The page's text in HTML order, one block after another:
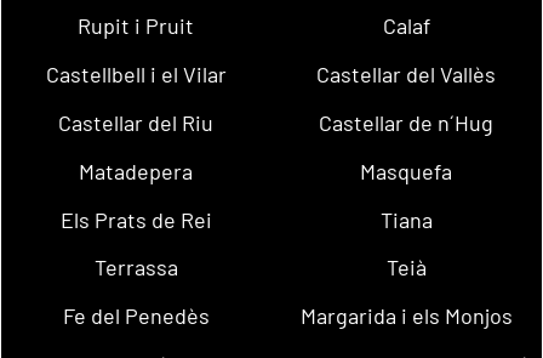
Rupit i Pruit
Calaf
Castellbell i el Vilar
Castellar del Vallès
Castellar del Riu
Castellar de n´Hug
Matadepera
Masquefa
Els Prats de Rei
Tiana
Terrassa
Teià
Fe del Penedès
Margarida i els Monjos